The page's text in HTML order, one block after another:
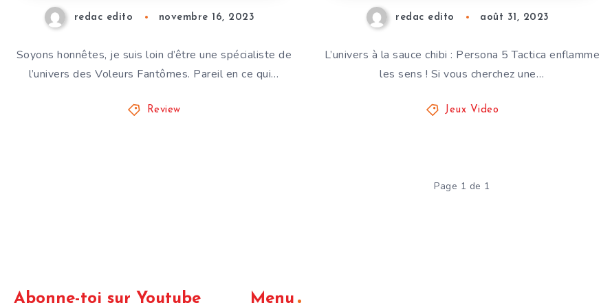
redac edito novembre 16, 2023
Soyons honnêtes, je suis loin d’être une spécialiste de
l’univers des Voleurs Fantômes. Pareil en ce qui…
Review
redac edito août 31, 2023
L’univers à la sauce chibi : Persona 5 Tactica enflamme
les sens ! Si vous cherchez une…
Jeux Video
Page 1 de 1
Abonne-toi sur Youtube Menu